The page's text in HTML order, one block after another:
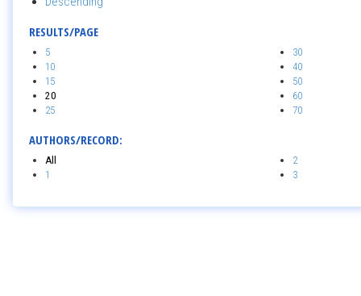
RESULTS/PAGE
5
10
15
20
25
30
40
50
60
70
AUTHORS/RECORD:
All
1
2
3